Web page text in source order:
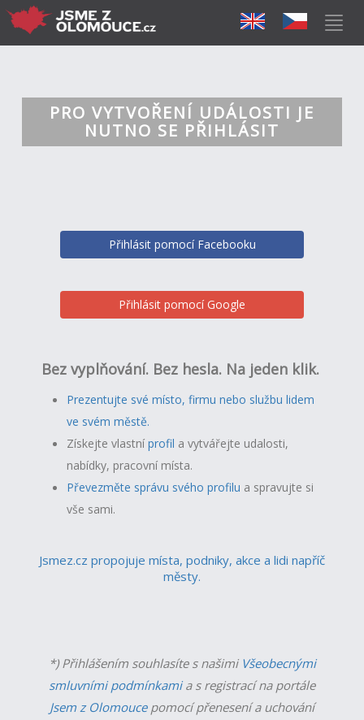
PRO VYTVOŘENÍ UDÁLOSTI JE
NUTNO SE PŘIHLÁSIT
Přihlásit pomocí Facebooku
Přihlásit pomocí Google
Bez vyplňování. Bez hesla. Na jeden klik.
Prezentujte své místo, firmu nebo službu lidem
ve svém městě.
Získejte vlastníprofil a vytvářejte udalosti,
nabídky, pracovní místa.
Převezměte správu svého profilu a spravujte si
vše sami.
Jsmez.cz propojuje místa, podniky, akce a lidi napříč
městy.
*) Přihlášením souhlasíte s našimi Všeobecnými
smluvními podmínkamia s registrací na portále
Jsem z Olomoucepomocí přenesení a uchování